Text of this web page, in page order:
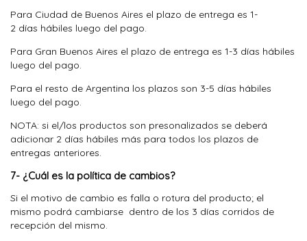
Para Ciudad de Buenos Aires el plazo de entrega es 1-
2 días hábiles luego del pago.
Para Gran Buenos Aires el plazo de entrega es 1-3 días hábiles
luego del pago.
Para el resto de Argentina los plazos son 3-5 días hábiles
luego del pago.
NOTA: si el/los productos son presonalizados se deberá
adicionar 2 días hábiles más para todos los plazos de
entregas anteriores.
7- ¿Cuál es la política de cambios?
Si el motivo de cambio es falla o rotura del producto; el
mismo podrá cambiarse dentro de los 3 días corridos de
recepción del mismo.